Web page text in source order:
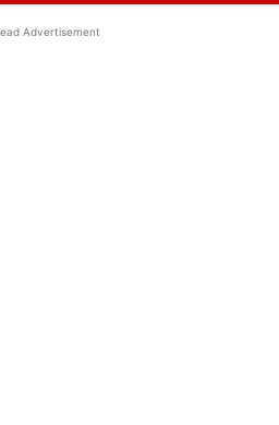
Advertisement